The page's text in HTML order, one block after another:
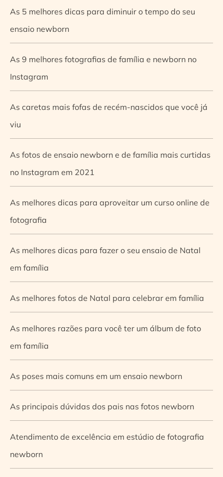
As 5 melhores dicas para diminuir o tempo do seu
ensaio newborn
As 9 melhores fotografias de família e newborn no
Instagram
As caretas mais fofas de recém-nascidos que você já
viu
As fotos de ensaio newborn e de família mais curtidas
no Instagram em 2021
As melhores dicas para aproveitar um curso online de
fotografia
As melhores dicas para fazer o seu ensaio de Natal
em família
As melhores fotos de Natal para celebrar em família
As melhores razões para você ter um álbum de foto
em família
As poses mais comuns em um ensaio newborn
As principais dúvidas dos pais nas fotos newborn
Atendimento de excelência em estúdio de fotografia
newborn